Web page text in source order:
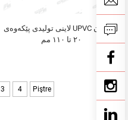
لاینی تولیدی پێکەوەی UPVC لە نێوان
٢٠ تا ١١٠ مم
3 4 Piştre